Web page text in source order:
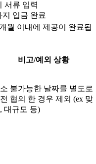
서류 입력
입금 완료
월 이내에 제공이 완료됩
비고/예외 상황
불가능한 날짜를 별도로
협의 한 경우 제외 (ex 맞
대규모 등)